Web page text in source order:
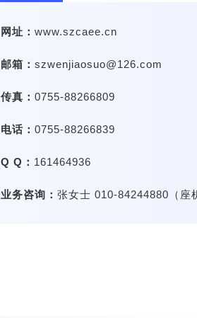
网址： www.szcaee.cn
邮箱： szwenjiaosuo@126.com
传真： 0755-88266809
电话： 0755-88266839
Q Q： 161464936
业务咨询： 张女士 010-84244880（座